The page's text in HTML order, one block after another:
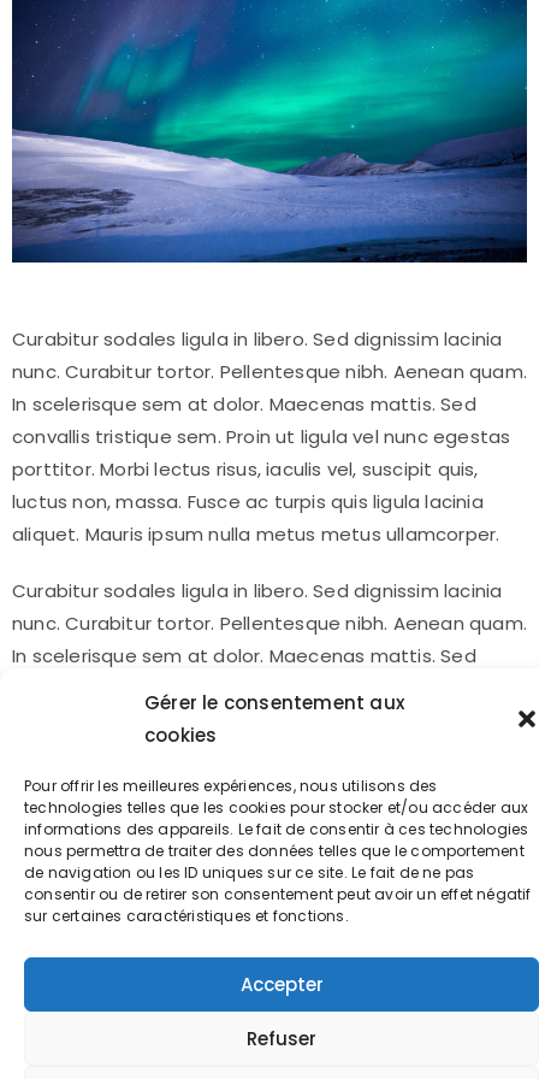
Gérer le consentement aux
cookies
Pour offrir les meilleures expériences, nous utilisons des
technologies telles que les cookies pour stocker et/ou accéder aux
informations des appareils. Le fait de consentir à ces technologies
nous permettra de traiter des données telles que le comportement
de navigation ou les ID uniques sur ce site. Le fait de ne pas
consentir ou de retirer son consentement peut avoir un effet négatif
sur certaines caractéristiques et fonctions.
Accepter
Refuser
Curabitur sodales ligula in libero. Sed dignissim lacinia
nunc. Curabitur tortor. Pellentesque nibh. Aenean quam.
In scelerisque sem at dolor. Maecenas mattis. Sed
convallis tristique sem. Proin ut ligula vel nunc egestas
porttitor. Morbi lectus risus, iaculis vel, suscipit quis,
luctus non, massa. Fusce ac turpis quis ligula lacinia
aliquet. Mauris ipsum nulla metus metus ullamcorper.
Curabitur sodales ligula in libero. Sed dignissim lacinia
nunc. Curabitur tortor. Pellentesque nibh. Aenean quam.
In scelerisque sem at dolor. Maecenas mattis. Sed
convallis tristique sem. Proin ut ligula vel nunc egestas
aliquet. Mauris ipsum nulla metus metus ullamcorper.
TOUS DROITS RÉSERVÉS QUALIQU'HEURE ECOPRESS 2022
CRÉATION C'EST OUVERT !